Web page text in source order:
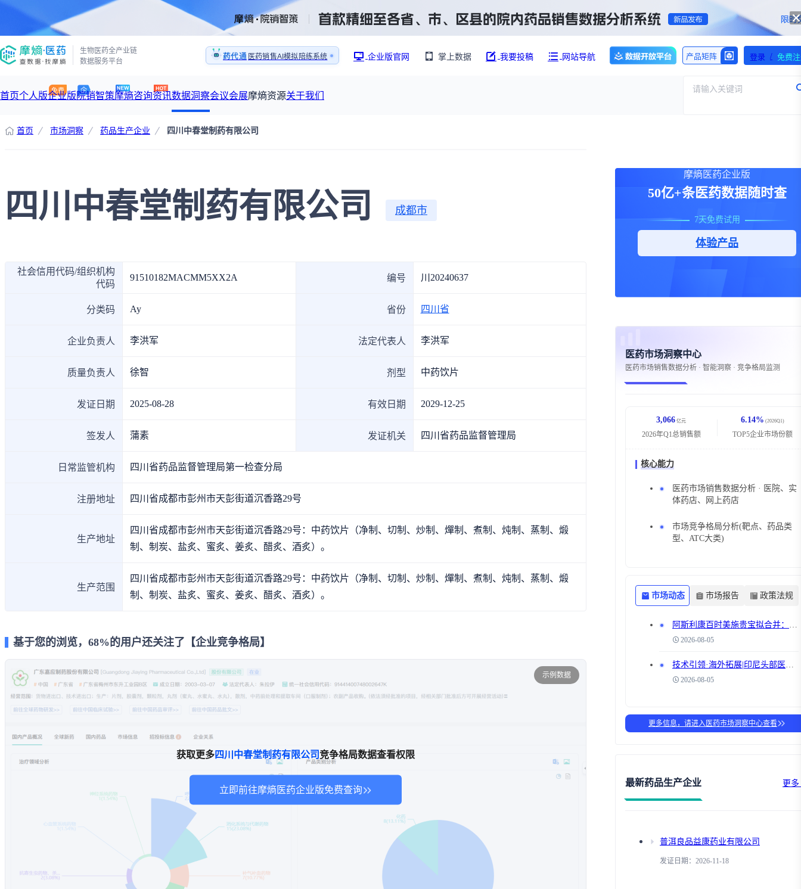
生物医药全产业链
数据服务平台
药代通 医药销售AI模拟陪练系统
1:1还原医生拜访场景
企业版官网 掌上数据 我要投稿 网站导航 产品矩阵 登录 / 免费
首页个人版企业版院销智策摩熵咨询
咨询服务
产品立项评估及管线规划
数据定制服务
产业/行业调研
市场洞察咨询服务
已收录115833
摩熵说直播
资讯
摩熵原创
深度分析
过评精选
投融资
科普
公司动态
人事变动
数据洞察
数据中心
基于市场数据，为您提供全面的市场趋势分析与决策支持
2026年Q1总销售额：
3,066亿元
整合全球研发数据与行业前沿情报，为药物研发提供全链条专业信息支撑
全球在研新药：382,466 个 本月临床：
上市医药企业年报
药品生产企业
会议会展摩熵资源
王中健
2026-07-24 20:00-21:00
关于我们
请输入关键词
首页 市场洞察 药品生产企业 四川中春堂制药有限公司
四川中春堂制药有限公司 成都市
社会信用代码/组织机构
代码
91510182MACMM5XX2A 编号 川20240637
分类码 Ay 省份 四川省
企业负责人 李洪军 法定代表人 李洪军
质量负责人 徐智 剂型 中药饮片
发证日期 2025-08-28 有效日期 2029-12-25
签发人 蒲素 发证机关 四川省药品监督管理局
日常监管机构 四川省药品监督管理局第一检查分局
注册地址 四川省成都市彭州市天彭街道沉香路29号
生产地址
四川省成都市彭州市天彭街道沉香路29号：中药饮片（净制、切制、炒制、燀制、煮制、炖制、蒸制、煅
制、制炭、盐炙、蜜炙、姜炙、醋炙、酒炙）。
生产范围
四川省成都市彭州市天彭街道沉香路29号：中药饮片（净制、切制、炒制、燀制、煮制、炖制、蒸制、煅
制、制炭、盐炙、蜜炙、姜炙、醋炙、酒炙）。
基于您的浏览，68%的用户还关注了【企业竞争格局】
获取更多四川中春堂制药有限公司竞争格局数据查看权限
立即前往摩熵医药企业版免费查询
示例数据
摩熵医药企业版
50亿+条医药数据随时查
7天免费试用
体验产品
医药市场洞察中心
医药市场销售数据分析 · 智能洞察 · 竞争格局监测
3,066 亿元
2026年Q1总销售额
6.14% (2026Q1)
TOP5企业市场份额
核心能力
医药市场销售数据分析 · 医院、实
体药店、网上药店
市场竞争格局分析(靶点、药品类
型、ATC大类)
市场动态 市场报告 政策法规
阿斯利康百时美施贵宝拟合并‌：4000亿医药巨头将诞生，肿瘤管线深度互补，中国市场合作版图迎大调整
2026-08-05
技术引领·海外拓展|印尼头部医疗集团参访九州，开启东南亚市场布局对话
2026-08-05
更多信息，请进入医药市场洞察中心查看
最新药品生产企业 更多
普洱良品益康药业有限公司
发证日期：2026-11-18